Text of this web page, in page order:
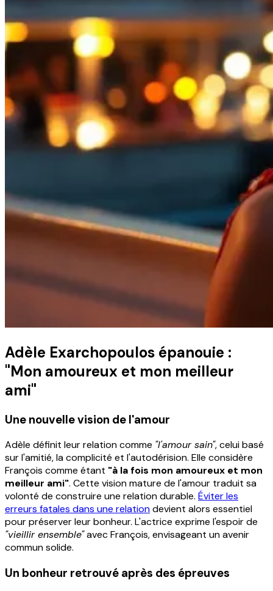
Adèle Exarchopoulos épanouie :
"Mon amoureux et mon meilleur
ami"
Une nouvelle vision de l'amour
Adèle définit leur relation comme "l'amour sain", celui basé
sur l'amitié, la complicité et l'autodérision. Elle considère
François comme étant "à la fois mon amoureux et mon
meilleur ami". Cette vision mature de l'amour traduit sa
volonté de construire une relation durable. Éviter les
erreurs fatales dans une relationdevient alors essentiel
pour préserver leur bonheur. L'actrice exprime l'espoir de
"vieillir ensemble"avec François, envisageant un avenir
commun solide.
Un bonheur retrouvé après des épreuves